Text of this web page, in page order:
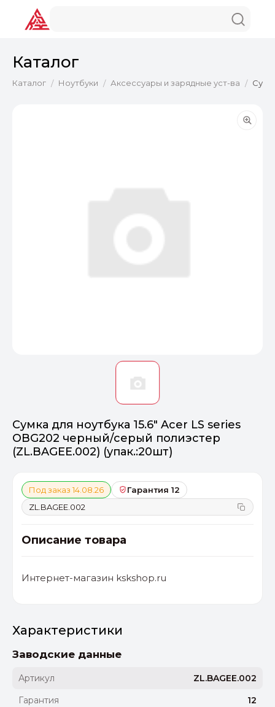
Каталог
Каталог / Ноутбуки / Аксессуары и зарядные уст-ва /
Сумка для ноутбука 15.6" Acer LS series
OBG202 черный/серый полиэстер
(ZL.BAGEE.002) (упак.:20шт)
Под заказ 14.08.26
Гарантия 12
ZL.BAGEE.002
Описание товара
Интернет-магазин kskshop.ru
Характеристики
Заводские данные
Артикул
ZL.BAGEE.002
Гарантия
12